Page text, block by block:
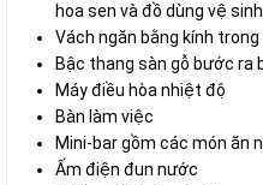
hoa sen và đồ dùng vệ sinh
Vách ngăn bằng kính
Bậc thang sàn gỗ bước ra
Máy điều hòa nhiệt độ
Bàn làm việc
Mini-bar gồm các món ăn
Ấm điện đun nước